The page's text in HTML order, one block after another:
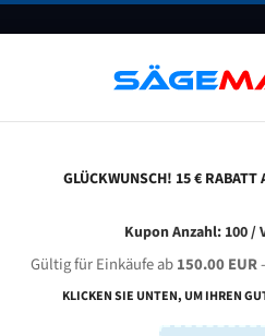
FAQ GUTSCHEINE
KBR 280 NA für
GLÜCKWUNSCH! 15 €
Kupon Anzahl: 100 /
Gültig für Einkäufe ab150.00 EUR-
KLICKEN SIE UNTEN, UM IHREN